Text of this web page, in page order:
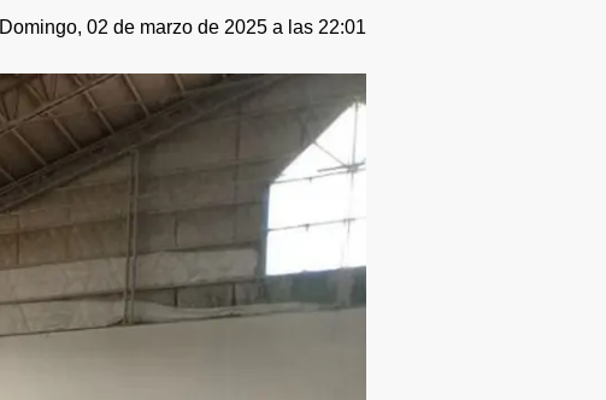
Domingo, 02 de marzo de 2025 a las 22:01